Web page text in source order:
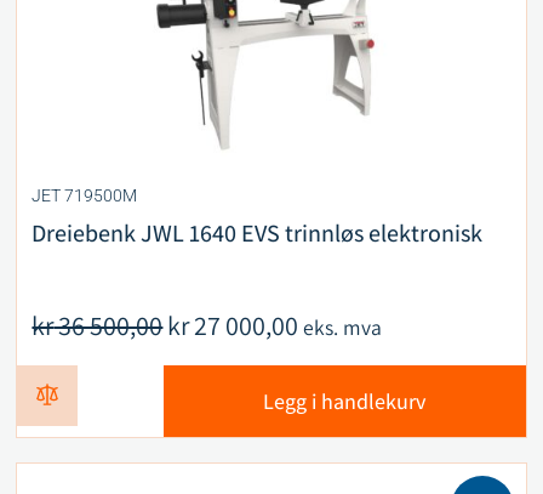
JET 719500M
Dreiebenk JWL 1640 EVS trinnløs elektronisk
kr36 500,00kr27 000,00 eks. mva
Legg i handlekurv